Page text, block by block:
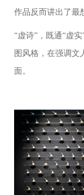
作品反而讲出了最
“虚诗”，既通“虚
图风格，在强调文
面。